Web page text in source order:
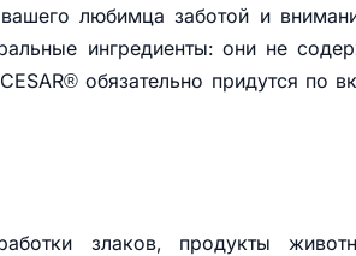
любимца заботой и
ингредиенты: они не
обязательно придутся по
злаков, продукты